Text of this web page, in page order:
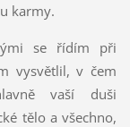
karmy.
se řídím při
vysvětlil, v čem
vaší duši
tělo a všechno,